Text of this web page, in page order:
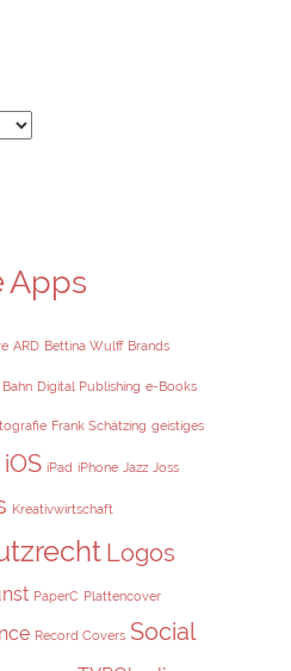
Apps
ARD Bettina Wulff Brands
Digital Publishing e-Books
Frank Schätzing geistiges
iOS iPad iPhone Jazz Joss
Kreativwirtschaft
Logos
PaperC Plattencover
Record Covers Social